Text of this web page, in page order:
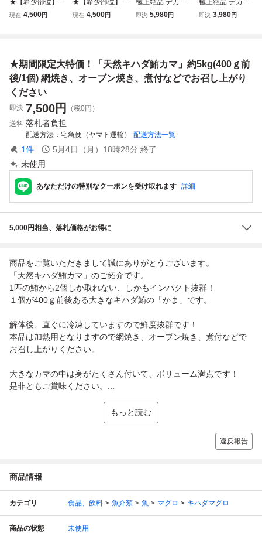
★【希少部位】
「マグロカマ」約
現在 4,500円
★【希少部位】
「マグロカマ」約
現在 4,500円
極上絶品 デカ カ
マトロ刺身 天然
即決 5,980円
極上絶品 デカ カ
マトロ 天然 本マ
即決 3,980円
★期間限定大特価！「天然キハダ鮪カマ」約5kg(400ｇ前
後/1個) 網焼き、オーブン焼き、煮付などでお召し上がり
ください
即決 7,500円
（税0円）
送料 落札者負担
配送方法 宅急便（ヤマト運輸） 配送方法一覧
1件 5月4日（月）18時28分 終了
未使用
あなただけの特別なクーポンを受け取れます 詳細
5,000円相当、落札価格がお得に
商品をご覧いただきまして誠にありがとうございます。
「天然キハダ鮪カマ」のご紹介です。
1匹の鮪から2個しか取れない、しかもインパクト抜群！
１個が400ｇ前後ある大きなキハダ鮪の「かま」です。
解体後、直ぐに冷凍していますので鮮度抜群です！
本品は加熱用となりますので網焼き、オーブン焼き、煮付などで
お召し上がりください。
大きなカマの中は身がたくさん付いて、ボリューム満点です！
是非ともご賞味ください。...
もっと読む
違反報告
商品情報
カテゴリ 食品、飲料 魚介類 魚 マグロ キハダマグロ
商品の状態 未使用